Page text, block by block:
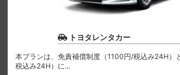
トヨタレンタカー
本プランは、免責補償制度（1100円/税込み24H）
税込み24H）に...